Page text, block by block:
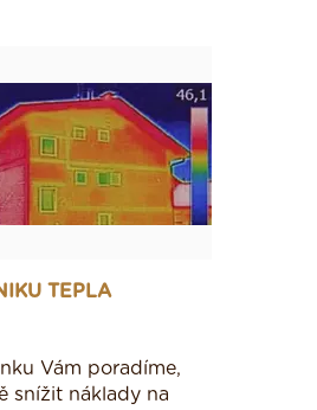
kondenzací vzdušné
mostům, kdy fouká mezi
konstrukci, je nutné
musí ovšem být
TEPLA
Vám poradíme,
snížit náklady na